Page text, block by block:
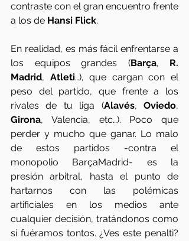
contraste con el gran encuentro frente
a los de Hansi Flick.
En realidad, es más fácil enfrentarse a
los equipos grandes (Barça, R.
Madrid, Atleti…), que cargan con el
peso del partido, que frente a los
rivales de tu liga (Alavés, Oviedo
Girona, Valencia, etc…). Poco que
perder y mucho que ganar. Lo malo
de estos partidos -contra el
monopolio BarçaMadrid- es la
presión arbitral, hasta el punto de
hartarnos con las polémicas
artificiales en los medios ante
cualquier decisión, tratándonos como
si fuéramos tontos. ¿Ves este penalti?